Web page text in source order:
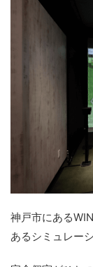
神戸市にある
あるシミュレー